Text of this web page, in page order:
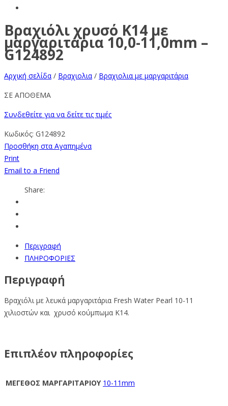
Βραχιόλι χρυσό Κ14 με
μαργαριτάρια 10,0-11,0mm –
G124892
Αρχική σελίδα / Βραχιολια / Βραχιολια με μαργαριτάρια
ΣΕ ΑΠΟΘΕΜΑ
Συνδεθείτε για να δείτε τις τιμές
Κωδικός: G124892
Προσθήκη στα Αγαπημένα
Print
Email to a Friend
Share:
Περιγραφή
ΠΛΗΡΟΦΟΡΙΕΣ
Περιγραφή
Βραχιόλι με λευκά μαργαριτάρια Fresh Water Pearl 10-11
χιλιοστών και χρυσό κούμπωμα Κ14.
Επιπλέον πληροφορίες
ΜΕΓΕΘΟΣ ΜΑΡΓΑΡΙΤΑΡΙΟΥ 10-11mm